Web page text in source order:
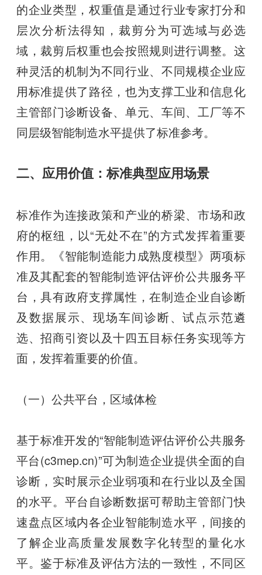
的企业类型，权重值是通过行业专家打分和
层次分析法得知，裁剪分为可选域与必选
域，裁剪后权重也会按照规则进行调整。这
种灵活的机制为不同行业、不同规模企业应
用标准提供了路径，也为支撑工业和信息化
主管部门诊断设备、单元、车间、工厂等不
同层级智能制造水平提供了标准参考。
二、应用价值：标准典型应用场景
标准作为连接政策和产业的桥梁、市场和政
府的枢纽，以“无处不在”的方式发挥着重要
作用。《智能制造能力成熟度模型》两项标
准及其配套的智能制造评估评价公共服务平
台，具有政府支撑属性，在制造企业自诊断
及数据展示、现场车间诊断、试点示范遴
选、招商引资以及十四五目标任务实现等方
面，发挥着重要的价值。
（一）公共平台，区域体检
基于标准开发的“智能制造评估评价公共服务
平台(c3mep.cn)”可为制造企业提供全面的自
诊断，实时展示企业弱项和在行业以及全国
的水平。平台自诊断数据可帮助主管部门快
速盘点区域内各企业智能制造水平，间接的
了解企业高质量发展数字化转型的量化水
平。鉴于标准及评估方法的一致性，不同区